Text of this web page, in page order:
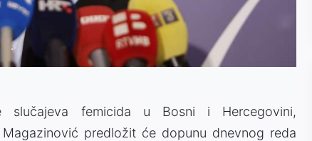
slučajeva femicida u Bosni i Hercegovini,
predložit će dopunu dnevnog reda